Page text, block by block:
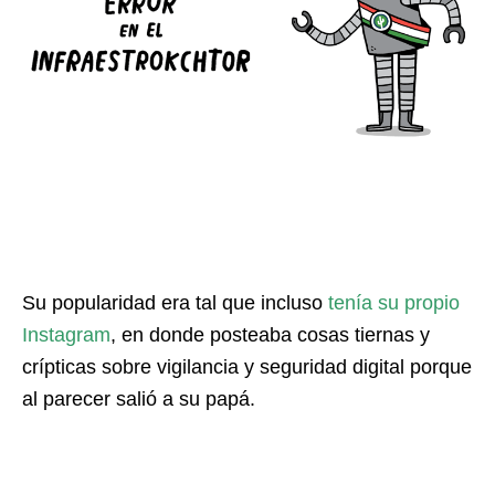
Su popularidad era tal que incluso tenía su propio
Instagram, en donde posteaba cosas tiernas y
crípticas sobre vigilancia y seguridad digital porque
al parecer salió a su papá.